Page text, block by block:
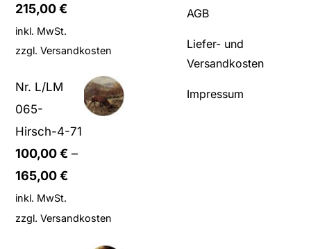
215,00€
inkl. MwSt.
zzgl.Versandkosten
Nr. L/LM
065-
Hirsch-4-71
100,00€ –
165,00€
inkl. MwSt.
zzgl.Versandkosten
AGB
Liefer- und
Versandkosten
Impressum